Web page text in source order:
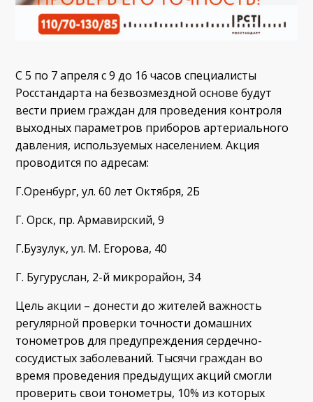
С 5 по 7 апреля с 9 до 16 часов специалисты
Росстандарта на безвозмездной основе будут
вести прием граждан для проведения контроля
выходных параметров приборов артериального
давления, используемых населением. Акция
проводится по адресам:
Г.Оренбург, ул. 60 лет Октября, 2Б
Г. Орск, пр. Армавирский, 9
Г.Бузулук, ул. М. Егорова, 40
Г. Бугуруслан, 2-й микрорайон, 34
Цель акции – донести до жителей важность
регулярной проверки точности домашних
тонометров для предупреждения сердечно-
сосудистых заболеваний. Тысячи граждан во
время проведения предыдущих акций смогли
проверить свои тонометры, 10% из которых